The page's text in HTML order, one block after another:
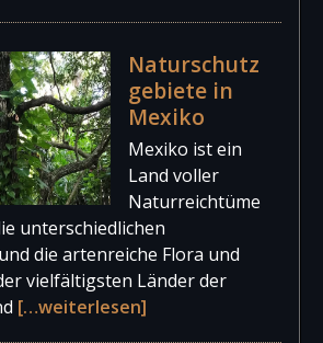
Naturschutz
gebiete in
Mexiko
Mexiko ist ein
Land voller
Naturreichtüme
unterschiedlichen
die artenreiche Flora und
vielfältigsten Länder der
[…weiterlesen]